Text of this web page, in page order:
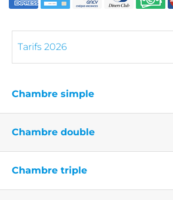
Chambre simple
Chambre double
Chambre triple